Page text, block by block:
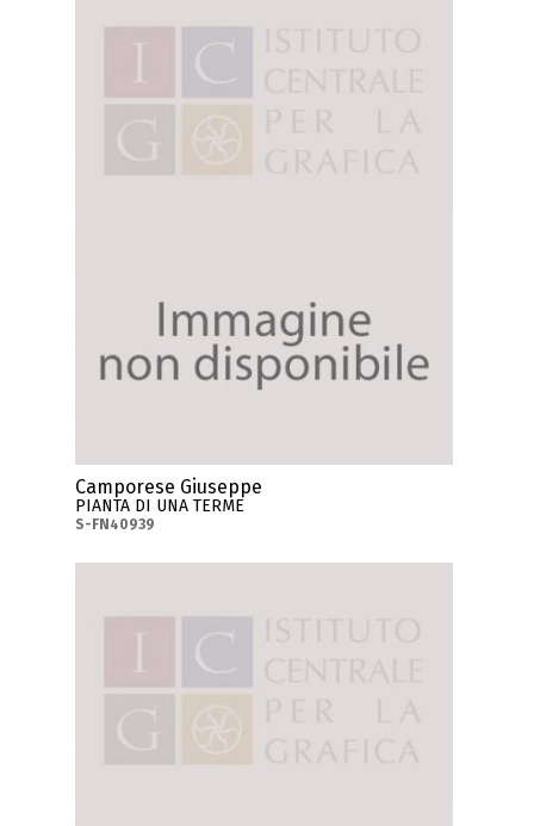
Camporese Giuseppe
PIANTA DI UNA TERME
S-FN40939